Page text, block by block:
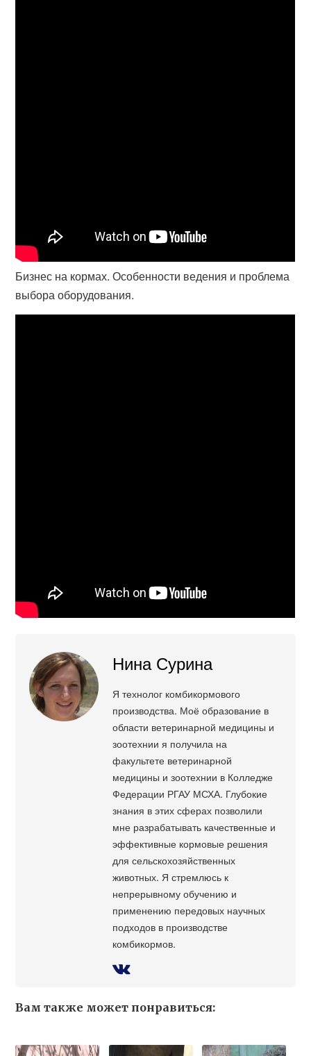
Бизнес на кормах. Особенности ведения и проблема
выбора оборудования.
Нина Сурина
Я технолог комбикормового
производства. Моё образование в
области ветеринарной медицины и
зоотехнии я получила на
факультете ветеринарной
медицины и зоотехнии в Колледже
Федерации РГАУ МСХА. Глубокие
знания в этих сферах позволили
мне разрабатывать качественные и
эффективные кормовые решения
для сельскохозяйственных
животных. Я стремлюсь к
непрерывному обучению и
применению передовых научных
подходов в производстве
комбикормов.
Вам также может понравиться: